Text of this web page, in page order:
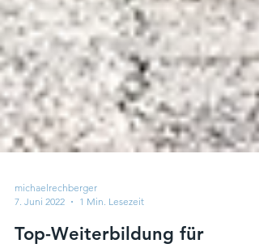
7. Juni 2022
1 Min. Lesezeit